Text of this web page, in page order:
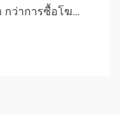
กว่าการซื้อโฆ…